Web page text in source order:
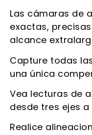
Las cámaras de
exactas,
alcance
Capture todas
una única
Vea lecturas de
desde tres ejes a
Realice